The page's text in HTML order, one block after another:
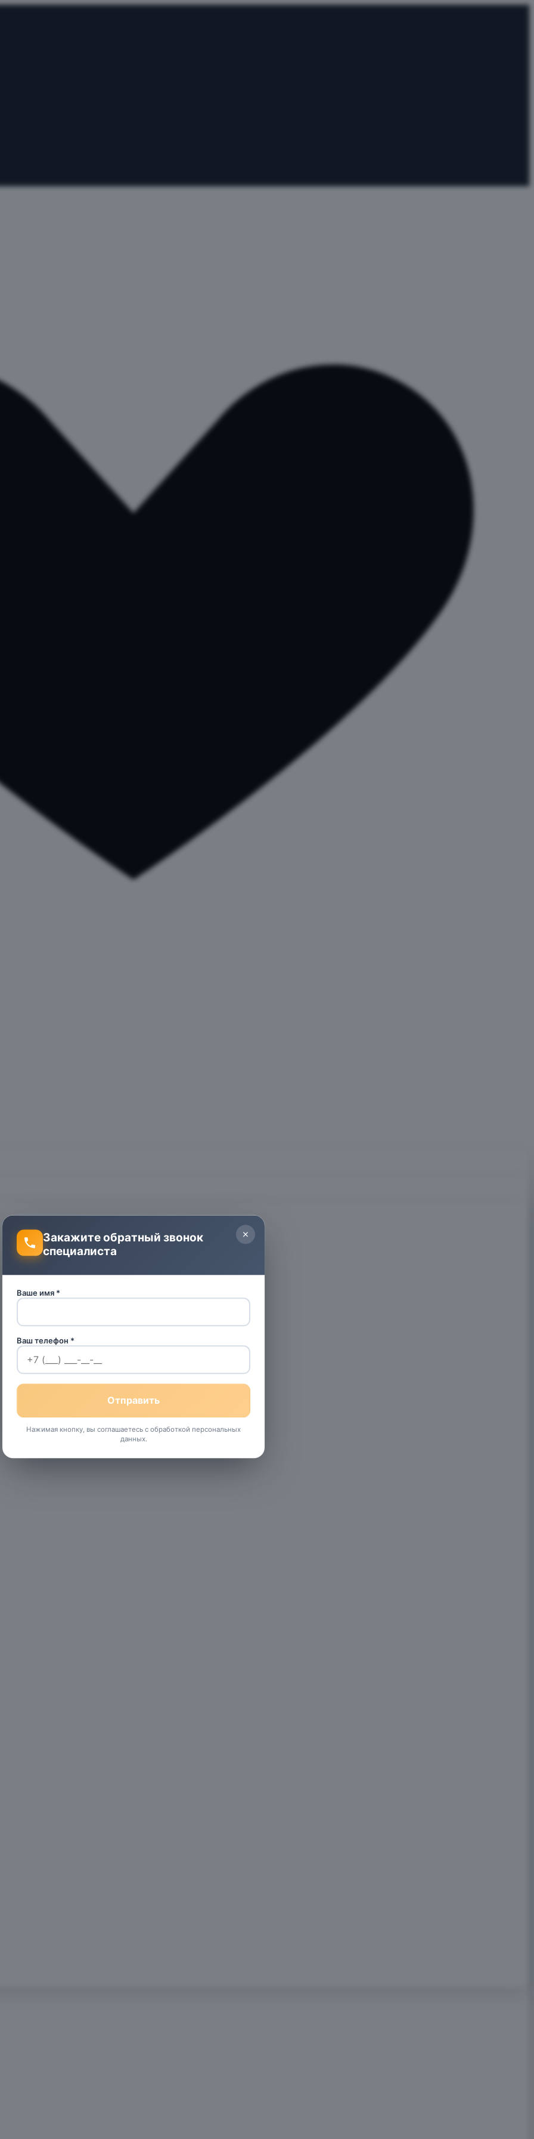
Закажите обратный звонок
специалиста
Ваше имя *
Ваш телефон *
Нажимая кнопку, вы соглашаетесь с обработкой персональных
данных.